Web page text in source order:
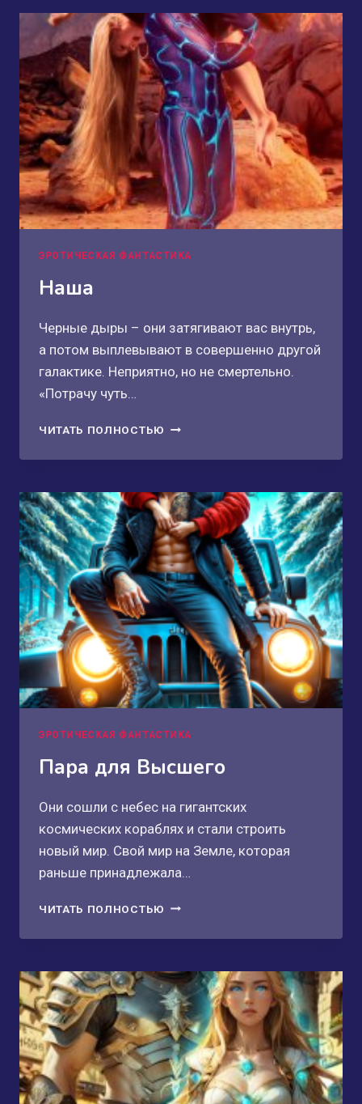
ЭРОТИЧЕСКАЯ ФАНТАСТИКА
Наша
Черные дыры – они затягивают вас внутрь,
а потом выплевывают в совершенно другой
галактике. Неприятно, но не смертельно.
«Потрачу чуть…
ЧИТАТЬ ПОЛНОСТЬЮ НАША
ЭРОТИЧЕСКАЯ ФАНТАСТИКА
Пара для Высшего
Они сошли с небес на гигантских
космических кораблях и стали строить
новый мир. Свой мир на Земле, которая
раньше принадлежала…
ЧИТАТЬ ПОЛНОСТЬЮ ПАРА
ВЫСШЕГО